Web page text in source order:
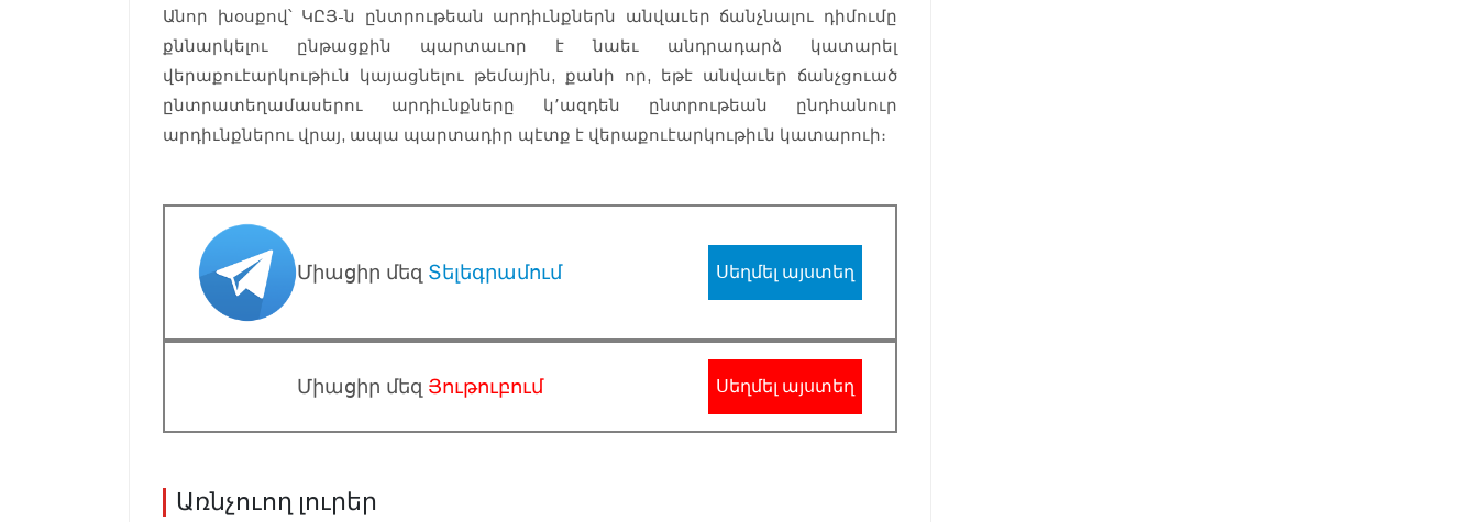
Անոր խօսքով՝ ԿԸՅ-ն ընտրութեան արդիւնքներն անվաւեր ճանչնալու դիմումը
քննարկելու ընթացքին պարտաւոր է նաեւ անդրադարձ կատարել
վերաքուէարկութիւն կայացնելու թեմային, քանի որ, եթէ անվաւեր ճանչցուած
ընտրատեղամասերու արդիւնքները կ՚ազդեն ընտրութեան ընդհանուր
արդիւնքներու վրայ, ապա պարտադիր պէտք է վերաքուէարկութիւն կատարուի։
Միացիր մեզ Տելեգրամում Սեղմել այստեղ
Միացիր մեզ Յութուբում Սեղմել այստեղ
Առնչուող լուրեր